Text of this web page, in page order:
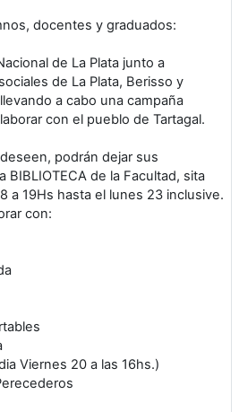
docentes y graduados:
de La Plata junto a
de La Plata, Berisso y
a cabo una campaña
con el pueblo de Tartagal.
podrán dejar sus
BIBLIOTECA de la Facultad, sita
a 19Hs hasta el lunes 23 inclusive.
con:
Viernes 20 a las 16hs.)